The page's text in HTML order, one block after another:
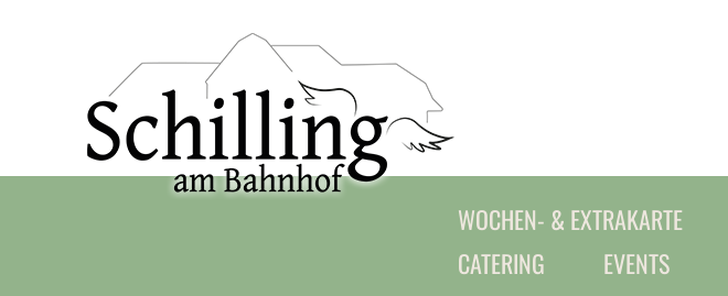
WOCHEN- & EXTRAKARTE
CATERING
EVENTS